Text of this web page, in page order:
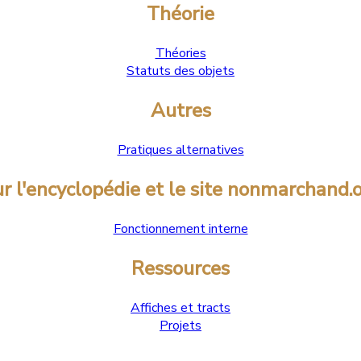
Théorie
Théories
Statuts des objets
Autres
Pratiques alternatives
l'encyclopédie et le site
Fonctionnement interne
Ressources
Affiches et tracts
Projets